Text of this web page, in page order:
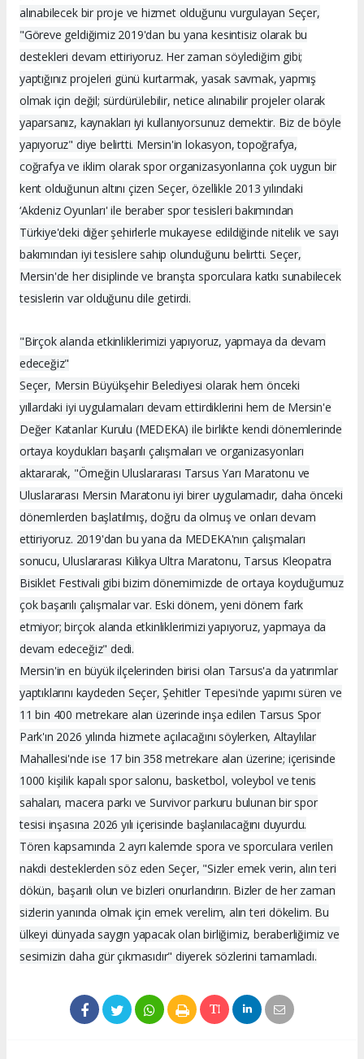
alınabilecek bir proje ve hizmet olduğunu vurgulayan Seçer,
"Göreve geldiğimiz 2019'dan bu yana kesintisiz olarak bu
destekleri devam ettiriyoruz. Her zaman söylediğim gibi;
yaptığınız projeleri günü kurtarmak, yasak savmak, yapmış
olmak için değil; sürdürülebilir, netice alınabilir projeler olarak
yaparsanız, kaynakları iyi kullanıyorsunuz demektir. Biz de böyle
yapıyoruz" diye belirtti. Mersin'in lokasyon, topoğrafya,
coğrafya ve iklim olarak spor organizasyonlarına çok uygun bir
kent olduğunun altını çizen Seçer, özellikle 2013 yılındaki
‘Akdeniz Oyunları' ile beraber spor tesisleri bakımından
Türkiye'deki diğer şehirlerle mukayese edildiğinde nitelik ve sayı
bakımından iyi tesislere sahip olunduğunu belirtti. Seçer,
Mersin'de her disiplinde ve branşta sporculara katkı sunabilecek
tesislerin var olduğunu dile getirdi.
"Birçok alanda etkinliklerimizi yapıyoruz, yapmaya da devam
edeceğiz"
Seçer, Mersin Büyükşehir Belediyesi olarak hem önceki
yıllardaki iyi uygulamaları devam ettirdiklerini hem de Mersin'e
Değer Katanlar Kurulu (MEDEKA) ile birlikte kendi dönemlerinde
ortaya koydukları başarılı çalışmaları ve organizasyonları
aktararak, "Örneğin Uluslararası Tarsus Yarı Maratonu ve
Uluslararası Mersin Maratonu iyi birer uygulamadır, daha önceki
dönemlerden başlatılmış, doğru da olmuş ve onları devam
ettiriyoruz. 2019'dan bu yana da MEDEKA'nın çalışmaları
sonucu, Uluslararası Kilikya Ultra Maratonu, Tarsus Kleopatra
Bisiklet Festivali gibi bizim dönemimizde de ortaya koyduğumuz
çok başarılı çalışmalar var. Eski dönem, yeni dönem fark
etmiyor; birçok alanda etkinliklerimizi yapıyoruz, yapmaya da
devam edeceğiz" dedi.
Mersin'in en büyük ilçelerinden birisi olan Tarsus'a da yatırımlar
yaptıklarını kaydeden Seçer, Şehitler Tepesi'nde yapımı süren ve
11 bin 400 metrekare alan üzerinde inşa edilen Tarsus Spor
Park'ın 2026 yılında hizmete açılacağını söylerken, Altaylılar
Mahallesi'nde ise 17 bin 358 metrekare alan üzerine; içerisinde
1000 kişilik kapalı spor salonu, basketbol, voleybol ve tenis
sahaları, macera parkı ve Survivor parkuru bulunan bir spor
tesisi inşasına 2026 yılı içerisinde başlanılacağını duyurdu.
Tören kapsamında 2 ayrı kalemde spora ve sporculara verilen
nakdi desteklerden söz eden Seçer, "Sizler emek verin, alın teri
dökün, başarılı olun ve bizleri onurlandırın. Bizler de her zaman
sizlerin yanında olmak için emek verelim, alın teri dökelim. Bu
ülkeyi dünyada saygın yapacak olan birliğimiz, beraberliğimiz ve
sesimizin daha gür çıkmasıdır" diyerek sözlerini tamamladı.